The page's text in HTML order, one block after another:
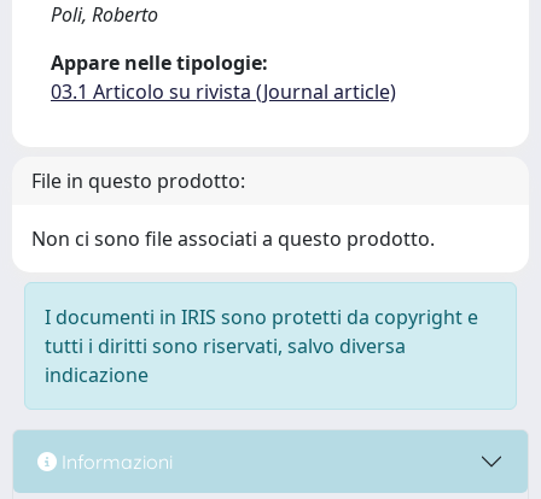
Poli, Roberto
Appare nelle tipologie:
03.1 Articolo su rivista (Journal article)
File in questo prodotto:
Non ci sono file associati a questo prodotto.
I documenti in IRIS sono protetti da copyright e
tutti i diritti sono riservati, salvo diversa
indicazione
Informazioni